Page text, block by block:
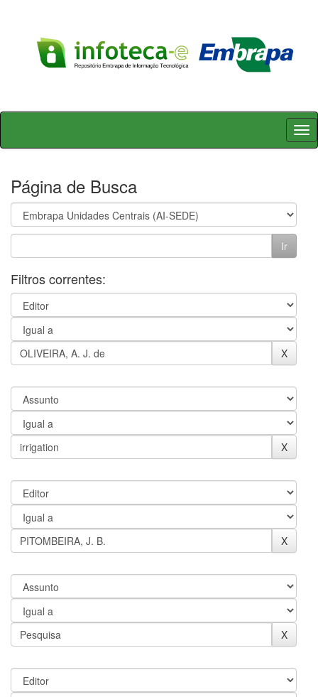
Skip
Página de Busca
Filtros correntes: